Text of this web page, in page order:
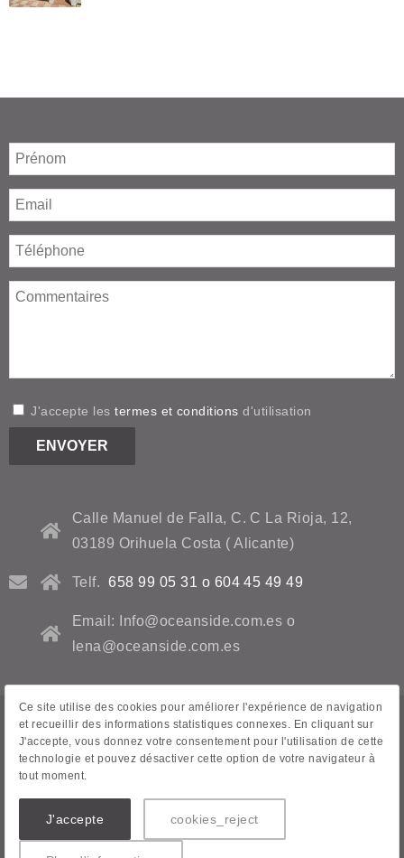
J'accepte lestermes et conditions d'utilisation
Calle Manuel de Falla, C. C La Rioja, 12,
03189 Orihuela Costa ( Alicante)
Telf. 658 99 05 31 o 604 45 49 49
Email: Info@oceanside.com.es o
lena@oceanside.com.es
Avis juridique
Politique de confidentialité
Contact
Ce site utilise des cookies pour améliorer l'expérience de navigation
et recueillir des informations statistiques connexes. En cliquant sur
J'accepte, vous donnez votre consentement pour l'utilisation de cette
technologie et pouvez désactiver cette option de votre navigateur à
tout moment.
J'accepte cookies_reject